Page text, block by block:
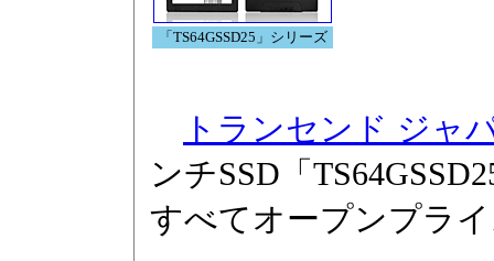
「TS64GSSD25」シリーズ
トランセンド ジャ
ンチSSD「
すべてオープンプラ